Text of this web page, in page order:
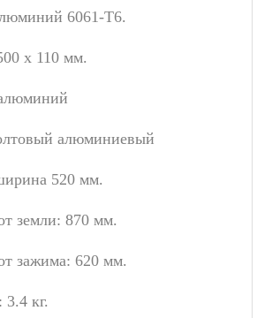
6061-Т6.
х 110 мм.
алюминиевый
520 мм.
земли: 870 мм.
зажима: 620 мм.
3.4 кг.